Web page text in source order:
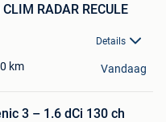
RADAR RECULE
Details
km Vandaag
3 – 1.6 dCi 130 ch